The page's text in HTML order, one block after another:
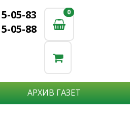
05-83
05-88
0
0
АРХИВ ГАЗЕТ